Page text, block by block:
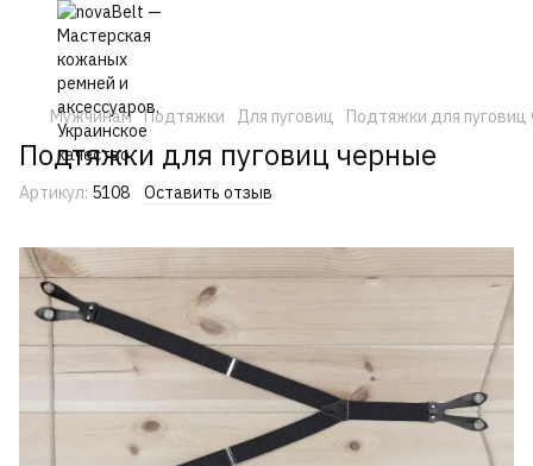
Мужчинам Подтяжки Для пуговиц Подтяжки для пуговиц
Подтяжки для пуговиц черные
Артикул: 5108 Оставить отзыв